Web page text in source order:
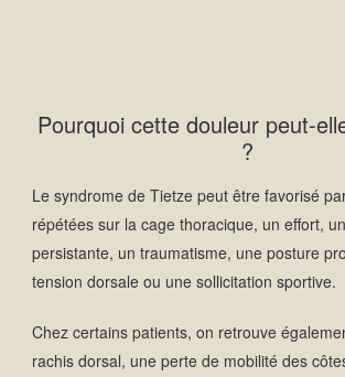
Pourquoi cette douleur peut-
?
Le syndrome de Tietze peut être favorisé
répétées sur la cage thoracique, un effort,
persistante, un traumatisme, une posture
tension dorsale ou une sollicitation sportive.
Chez certains patients, on retrouve
rachis dorsal, une perte de mobilité des